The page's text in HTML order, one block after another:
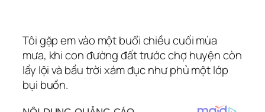
Tôi gặp em vào một buổi chiều cuối mùa
mưa, khi con đường đất trước chợ huyện còn
lầy lội và bầu trời xám đục như phủ một lớp
bụi buồn.